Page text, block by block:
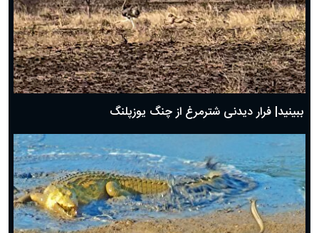
ببینید| فرار دیدنی شترمرغ از چنگ یوزپلنگ